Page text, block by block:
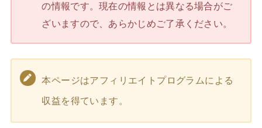
の情報です。現在の情報とは異なる場合がご
ざいますので、あらかじめご了承ください。
本ページはアフィリエイトプログラムによる
収益を得ています。